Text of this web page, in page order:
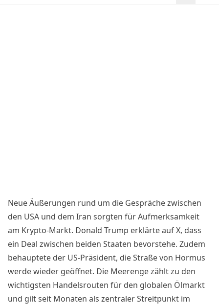
Neue Äußerungen rund um die Gespräche zwischen
den USA und dem Iran sorgten für Aufmerksamkeit
am Krypto-Markt. Donald Trump erklärte auf X, dass
ein Deal zwischen beiden Staaten bevorstehe. Zudem
behauptete der US-Präsident, die Straße von Hormus
werde wieder geöffnet. Die Meerenge zählt zu den
wichtigsten Handelsrouten für den globalen Ölmarkt
und gilt seit Monaten als zentraler Streitpunkt im